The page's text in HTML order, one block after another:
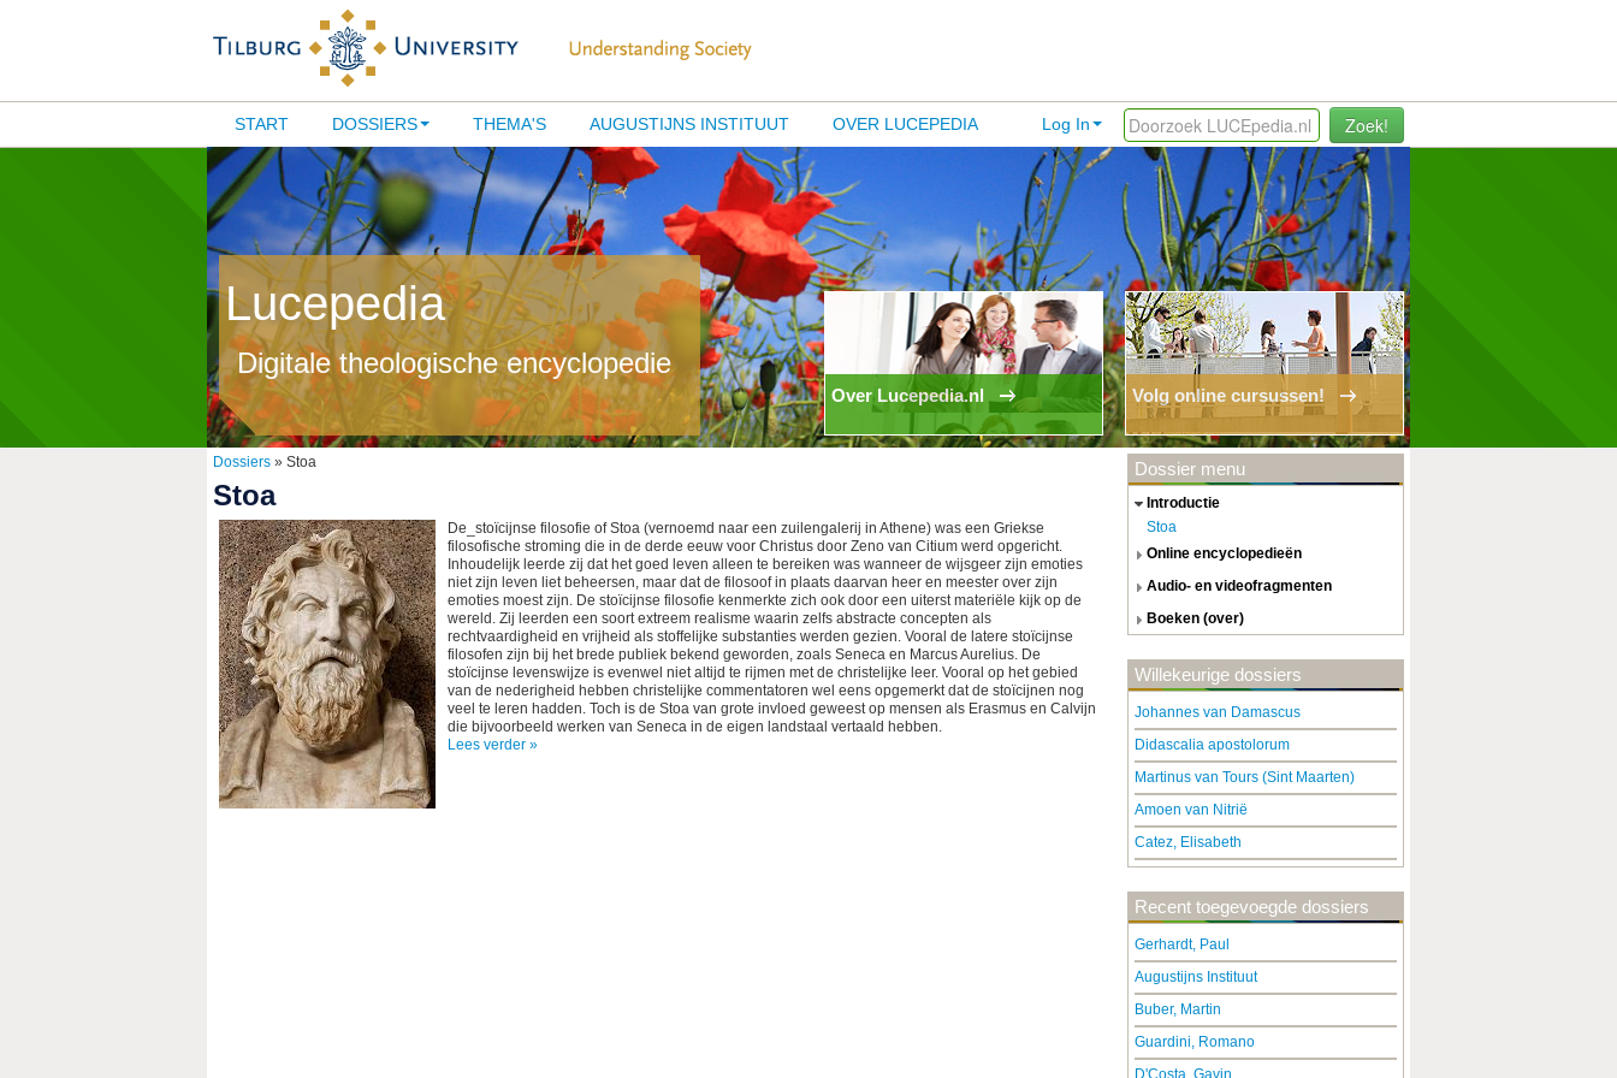
Zoek!
Log In
START DOSSIERS THEMA'S AUGUSTIJNS INSTITUUT OVER LUCEPEDIA
Lucepedia
Digitale theologische encyclopedie
Volg online cursussen!
Over Lucepedia.nl
Dossiers » Stoa
Stoa
De_stoïcijnse filosofie of Stoa (vernoemd naar een zuilengalerij in Athene) was een Griekse
filosofische stroming die in de derde eeuw voor Christus door Zeno van Citium werd opgericht.
Inhoudelijk leerde zij dat het goed leven alleen te bereiken was wanneer de wijsgeer zijn emoties
niet zijn leven liet beheersen, maar dat de filosoof in plaats daarvan heer en meester over zijn
emoties moest zijn. De stoïcijnse filosofie kenmerkte zich ook door een uiterst materiële kijk op de
wereld. Zij leerden een soort extreem realisme waarin zelfs abstracte concepten als
rechtvaardigheid en vrijheid als stoffelijke substanties werden gezien. Vooral de latere stoïcijnse
filosofen zijn bij het brede publiek bekend geworden, zoals Seneca en Marcus Aurelius. De
stoïcijnse levenswijze is evenwel niet altijd te rijmen met de christelijke leer. Vooral op het gebied
van de nederigheid hebben christelijke commentatoren wel eens opgemerkt dat de stoïcijnen nog
veel te leren hadden. Toch is de Stoa van grote invloed geweest op mensen als Erasmus en Calvijn
die bijvoorbeeld werken van Seneca in de eigen landstaal vertaald hebben.
Lees verder »
Dossier menu
introductie
Stoa
online encyclopedieën
audio- en videofragmenten
boeken (over)
Willekeurige dossiers
Johannes van Damascus
Didascalia apostolorum
Martinus van Tours (Sint Maarten)
Amoen van Nitrië
Catez, Elisabeth
Recent toegevoegde dossiers
Gerhardt, Paul
Augustijns Instituut
Buber, Martin
Guardini, Romano
D'Costa, Gavin